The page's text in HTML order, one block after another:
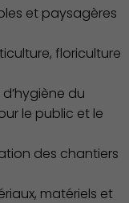
de
et paysagères
floriculture
du
le public et le
des chantiers
matériels et